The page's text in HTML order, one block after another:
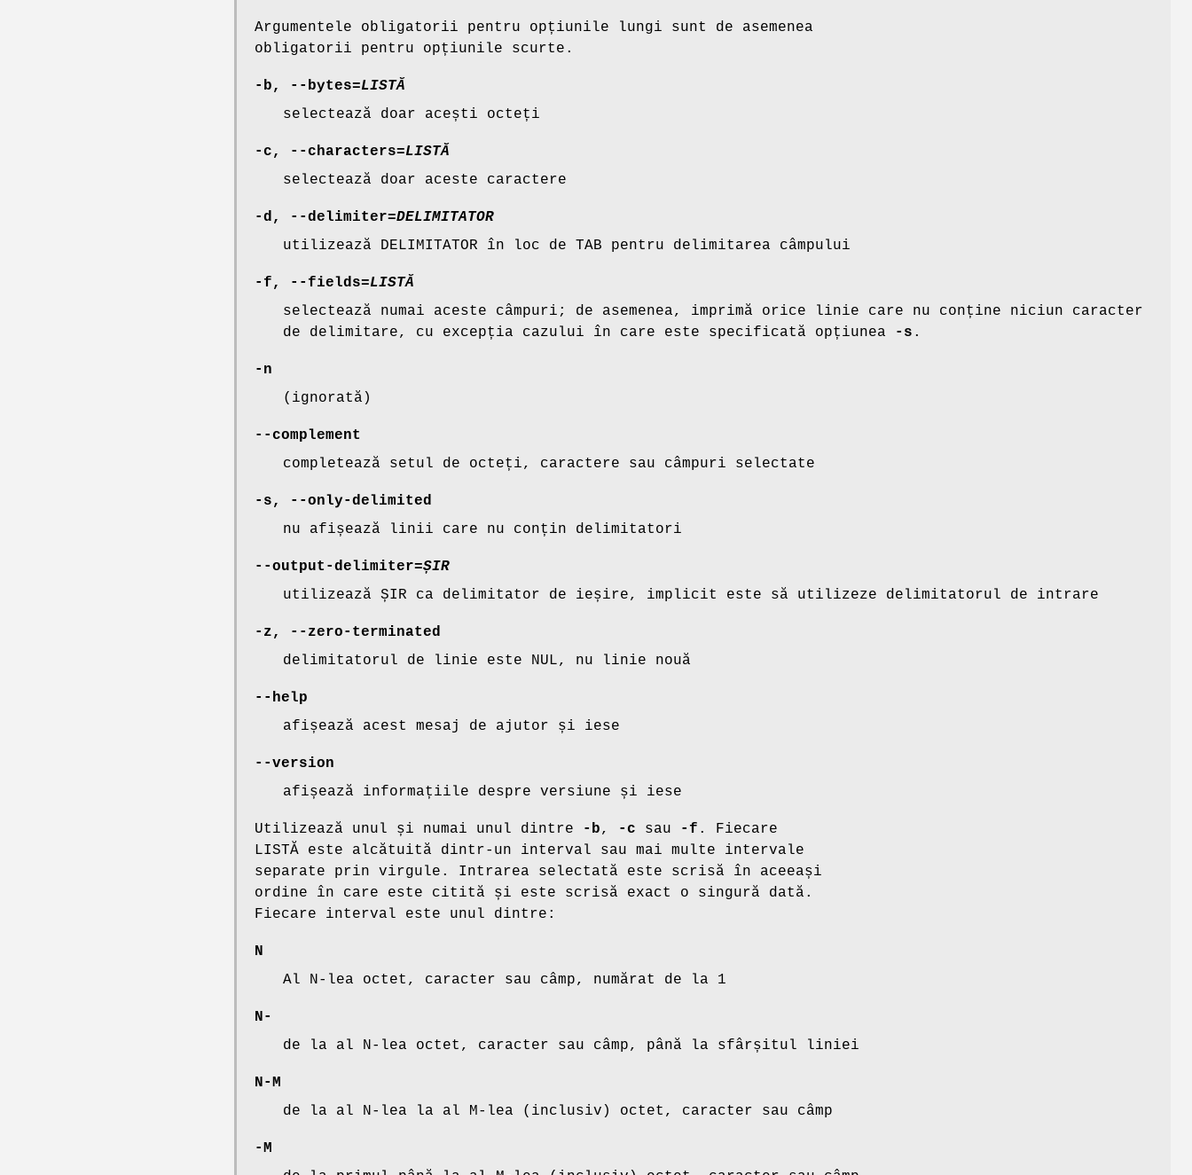
Argumentele obligatorii pentru opțiunile lungi sunt de asemenea
obligatorii pentru opțiunile scurte.
-b , --bytes=LISTĂ
selectează doar acești octeți
-c , --characters=LISTĂ
selectează doar aceste caractere
-d , --delimiter=DELIMITATOR
utilizează DELIMITATOR în loc de TAB pentru delimitarea câmpului
-f , --fields=LISTĂ
selectează numai aceste câmpuri; de asemenea, imprimă orice linie care nu conține niciun caracter
de delimitare, cu excepția cazului în care este specificată opțiunea
-s .
-n
(ignorată)
--complement
completează setul de octeți, caractere sau câmpuri selectate
-s ,
--only-delimited
nu afișează linii care nu conțin delimitatori
--output-delimiter=ȘIR
utilizează ȘIR ca delimitator de ieșire, implicit este să utilizeze delimitatorul de intrare
-z ,
--zero-terminated
delimitatorul de linie este NUL, nu linie nouă
--help
afișează acest mesaj de ajutor și iese
--version
afișează informațiile despre versiune și iese
Utilizează unul și numai unul dintre -b, -c sau -f . Fiecare
LISTĂ este alcătuită dintr-un interval sau mai multe intervale
separate prin virgule. Intrarea selectată este scrisă în aceeași
ordine în care este citită și este scrisă exact o singură dată.
Fiecare interval este unul dintre:
N
Al N-lea octet, caracter sau câmp, numărat de la 1
N-
de la al N-lea octet, caracter sau câmp, până la sfârșitul liniei
N-M
de la al N-lea la al M-lea (inclusiv) octet, caracter sau câmp
-M